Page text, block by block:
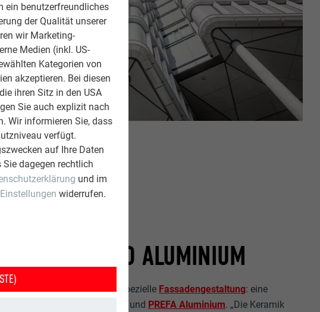
ein benutzerfreundliches
der Qualität unserer
wir Marketing-
Medien (inkl. US-
Kategorien von
akzeptieren. Bei diesen
ihren Sitz in den USA
Sie auch explizit nach
Wir informieren Sie, dass
verfügt.
auf Ihre Daten
dagegen rechtlich
und im
widerrufen.
GLAS UND ALUMINIUM
Charakter schafft die spezielle Fassadengestaltung: eine
aus Glas, Keramikelementen und PREFA Aluminium. „Die Keramik